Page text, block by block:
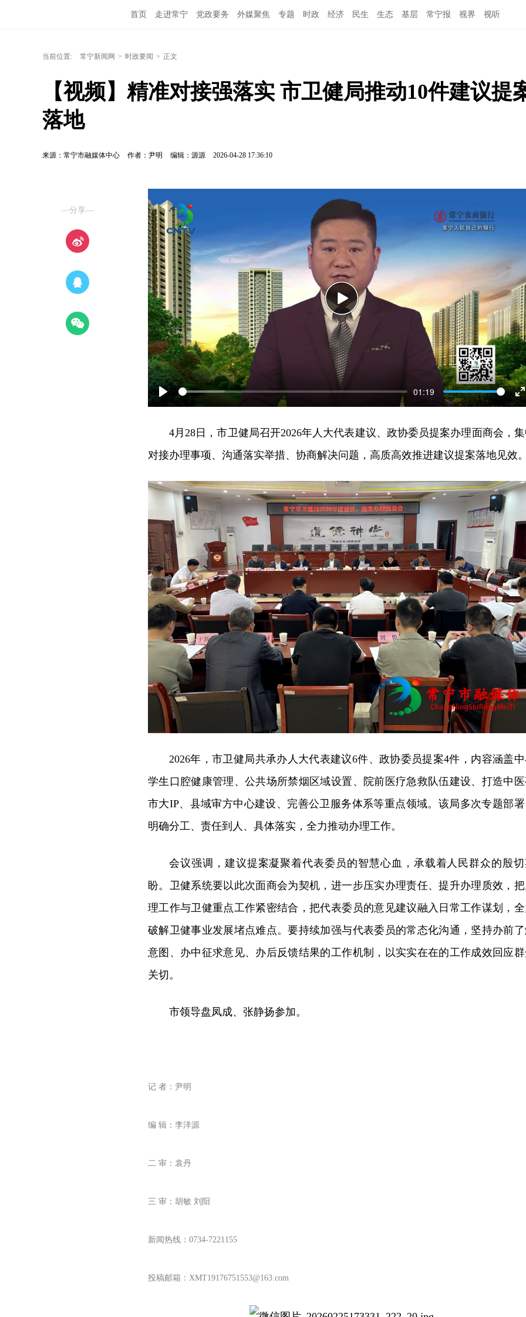
首页 走进常宁 党政要务 外媒聚焦 专题 时政 经济 民生 生态 基层 常宁报 视界 视听
当前位置: 常宁新闻网 > 时政要闻 > 正文
【视频】精准对接强落实 市卫健局推动10件建议提
落地
来源：常宁市融媒体中心 作者：尹明 编辑：源源 2026-04-28 17:36:10
—分享—
Play
01:19
Play
4月28日，市卫健局召开2026年人大代表建议、政协委员提案办理面商会，集
对接办理事项、沟通落实举措、协商解决问题，高质高效推进建议提案落地见效。
2026年，市卫健局共承办人大代表建议6件、政协委员提案4件，内容涵盖
学生口腔健康管理、公共场所禁烟区域设置、院前医疗急救队伍建设、打造中
市大IP、县域审方中心建设、完善公卫服务体系等重点领域。该局多次专题部署
明确分工、责任到人、具体落实，全力推动办理工作。
会议强调，建议提案凝聚着代表委员的智慧心血，承载着人民群众的殷切
盼。卫健系统要以此次面商会为契机，进一步压实办理责任、提升办理质效，
理工作与卫健重点工作紧密结合，把代表委员的意见建议融入日常工作谋划，全
破解卫健事业发展堵点难点。要持续加强与代表委员的常态化沟通，坚持办前
意图、办中征求意见、办后反馈结果的工作机制，以实实在在的工作成效回应
关切。
市领导盘凤成、张静扬参加。
记 者：尹明
编 辑：李洋源
二 审：袁丹
三 审：胡敏 刘阳
新闻热线：0734-7221155
投稿邮箱：XMT19176751553@163.com